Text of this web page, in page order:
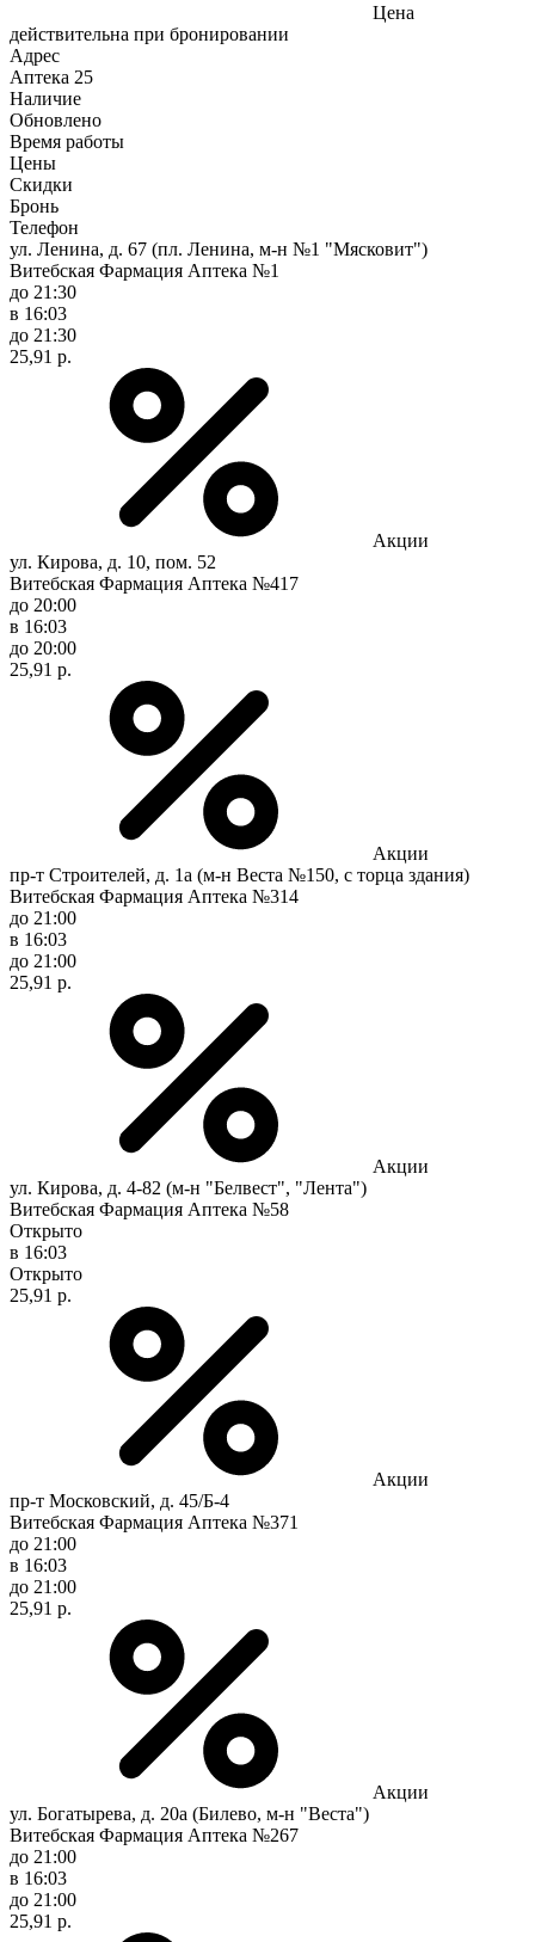
Цена
действительна при бронировании
Адрес
Аптека 25
Наличие
Обновлено
Время работы
Цены
Скидки
Бронь
Телефон
ул. Ленина, д. 67 (пл. Ленина, м-н №1 "Мясковит")
Витебская Фармация Аптека №1
до 21:30
в 16:03
до 21:30
25,91 р.
Акции
ул. Кирова, д. 10, пом. 52
Витебская Фармация Аптека №417
до 20:00
в 16:03
до 20:00
25,91 р.
Акции
пр-т Строителей, д. 1а (м-н Веста №150, с торца здания)
Витебская Фармация Аптека №314
до 21:00
в 16:03
до 21:00
25,91 р.
Акции
ул. Кирова, д. 4-82 (м-н "Белвест", "Лента")
Витебская Фармация Аптека №58
Открыто
в 16:03
Открыто
25,91 р.
Акции
пр-т Московский, д. 45/Б-4
Витебская Фармация Аптека №371
до 21:00
в 16:03
до 21:00
25,91 р.
Акции
ул. Богатырева, д. 20а (Билево, м-н "Веста")
Витебская Фармация Аптека №267
до 21:00
в 16:03
до 21:00
25,91 р.